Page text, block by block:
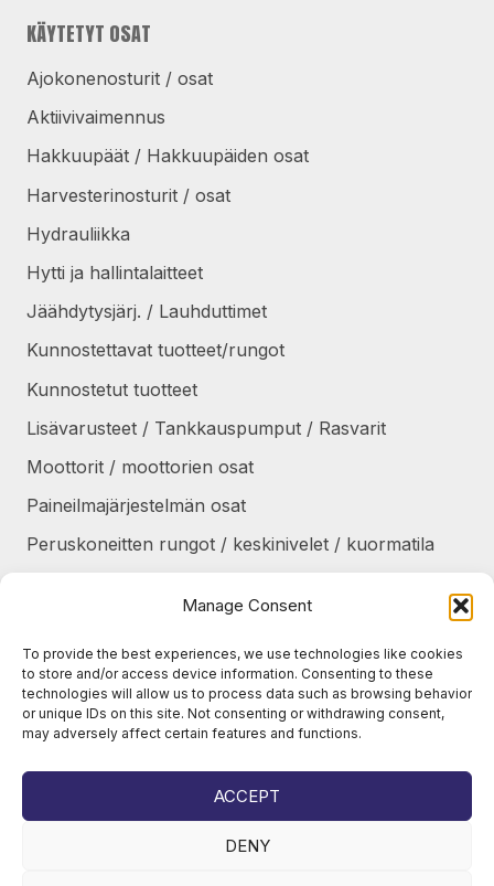
Manage Consent
To provide the best experiences, we use technologies like cookies
to store and/or access device information. Consenting to these
technologies will allow us to process data such as browsing behavior
or unique IDs on this site. Not consenting or withdrawing consent,
may adversely affect certain features and functions.
ACCEPT
DENY
KÄYTETYT OSAT
Ajokonenosturit / osat
Aktiivivaimennus
Hakkuupäät / Hakkuupäiden osat
Harvesterinosturit / osat
Hydrauliikka
Hytti ja hallintalaitteet
Jäähdytysjärj. / Lauhduttimet
Kunnostettavat tuotteet/rungot
Kunnostetut tuotteet
Lisävarusteet / Tankkauspumput / Rasvarit
Moottorit / moottorien osat
Paineilmajärjestelmän osat
Peruskoneitten rungot / keskinivelet / kuormatila
Suojapellit / panssarit / portaat
Tankit / Säiliöt
Taukolämmittimet / osat
Voimansiirto